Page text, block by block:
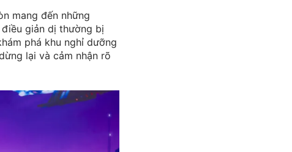
mang đến những
giản dị thường bị
phá khu nghỉ dưỡng
lại và cảm nhận rõ